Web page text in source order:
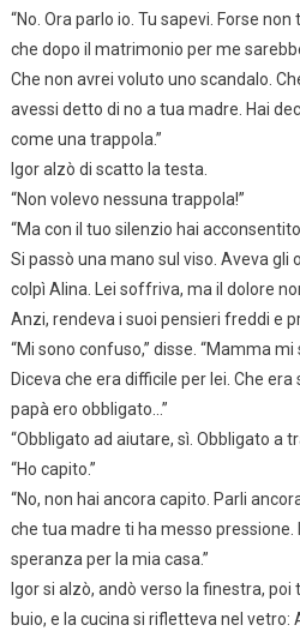
“No. Ora parlo io. Tu sapevi. Forse
che dopo il matrimonio per me
Che non avrei voluto uno scandalo.
avessi detto di no a tua madre. Hai
come una trappola.”
Igor alzò di scatto la testa.
“Non volevo nessuna trappola!”
“Ma con il tuo silenzio hai
Si passò una mano sul viso. Aveva gli
colpì Alina. Lei soffriva, ma il dolore
Anzi, rendeva i suoi pensieri freddi e
“Mi sono confuso,” disse. “Mamma
Diceva che era difficile per lei. Che
papà ero obbligato…”
“Obbligato ad aiutare, sì. Obbligato a
“Ho capito.”
“No, non hai ancora capito. Parli
che tua madre ti ha messo pressione.
speranza per la mia casa.”
Igor si alzò, andò verso la finestra,
buio, e la cucina si rifletteva nel vetro: